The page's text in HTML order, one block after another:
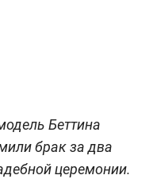
Беттина
брак за два
церемонии.